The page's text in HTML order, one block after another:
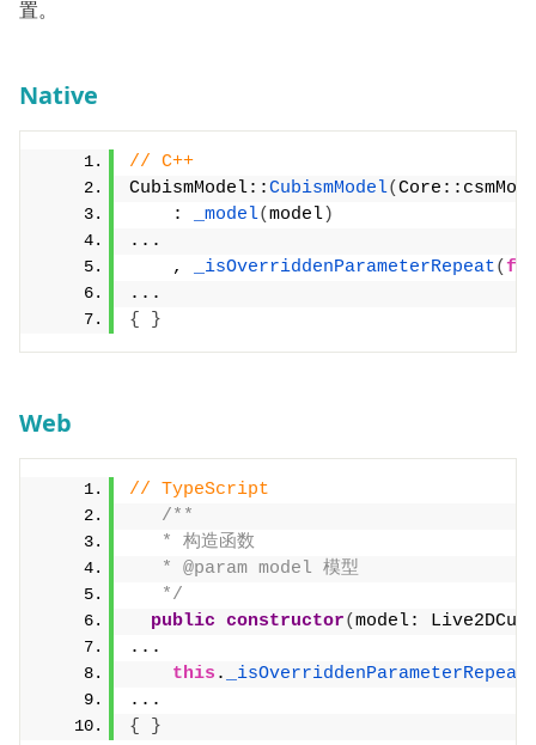
置。
Native
// C++
CubismModel::CubismModel(
    :
_model(model)
...
    ,
_isOverriddenParameterRepeat(
...
{
}
Web
// TypeScript
/**
   * 构造函数
   * @param model 模型
   */
public constructor(model:
...
this . _isOverriddenParameterRepeat
...
{
}